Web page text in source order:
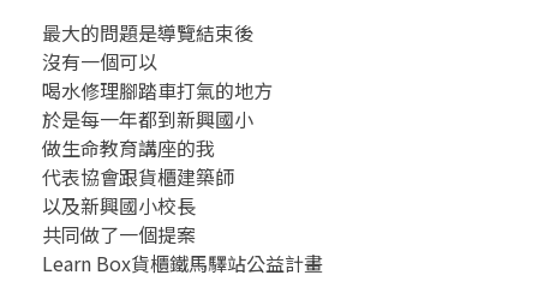
最大的問題是導覽結束後
沒有一個可以
喝水修理腳踏車打氣的地方
於是每一年都到新興國小
做生命教育講座的我
代表協會跟貨櫃建築師
以及新興國小校長
共同做了一個提案
Learn Box貨櫃鐵馬驛站公益計畫